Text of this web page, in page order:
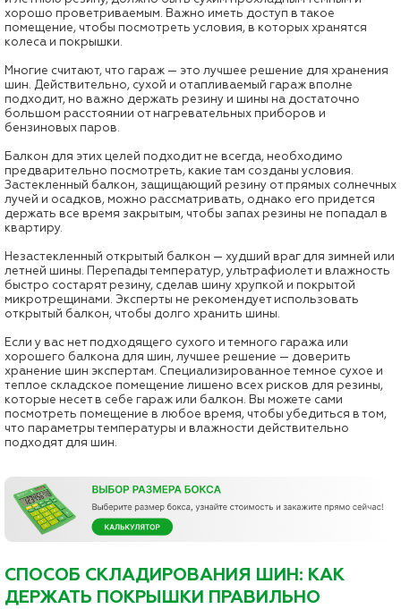
хорошо проветриваемым. Важно иметь доступ в такое
помещение, чтобы посмотреть условия, в которых хранятся
колеса и покрышки.
Многие считают, что гараж — это лучшее решение для хранения
шин. Действительно, сухой и отапливаемый гараж вполне
подходит, но важно держать резину и шины на достаточно
большом расстоянии от нагревательных приборов и
бензиновых паров.
Балкон для этих целей подходит не всегда, необходимо
предварительно посмотреть, какие там созданы условия.
Застекленный балкон, защищающий резину от прямых солнечных
лучей и осадков, можно рассматривать, однако его придется
держать все время закрытым, чтобы запах резины не попадал в
квартиру.
Незастекленный открытый балкон — худший враг для зимней или
летней шины. Перепады температур, ультрафиолет и влажность
быстро состарят резину, сделав шину хрупкой и покрытой
микротрещинами. Эксперты не рекомендует использовать
открытый балкон, чтобы долго хранить шины.
Если у вас нет подходящего сухого и темного гаража или
хорошего балкона для шин, лучшее решение — доверить
хранение шин экспертам. Специализированное темное сухое и
теплое складское помещение лишено всех рисков для резины,
которые несет в себе гараж или балкон. Вы можете сами
посмотреть помещение в любое время, чтобы убедиться в том,
что параметры температуры и влажности действительно
подходят для шин.
СПОСОБ СКЛАДИРОВАНИЯ ШИН: КАК
ДЕРЖАТЬ ПОКРЫШКИ ПРАВИЛЬНО